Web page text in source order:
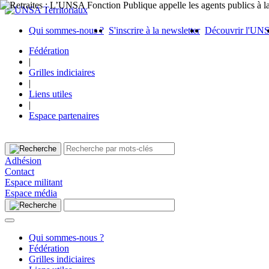
Qui sommes-nous ? S'inscrire à la newsletter Découvrir
Fédération
|
Grilles indiciaires
|
Liens utiles
|
Espace partenaires
Adhésion
Contact
Espace militant
Espace média
Qui sommes-nous ?
Fédération
Grilles indiciaires